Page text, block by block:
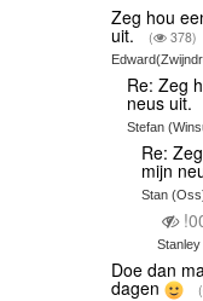
Zeg hou
uit. ( 378)
Re: Zeg
neus uit.
Stefan
Re:
mijn
Stan
Doe dan
dagen (